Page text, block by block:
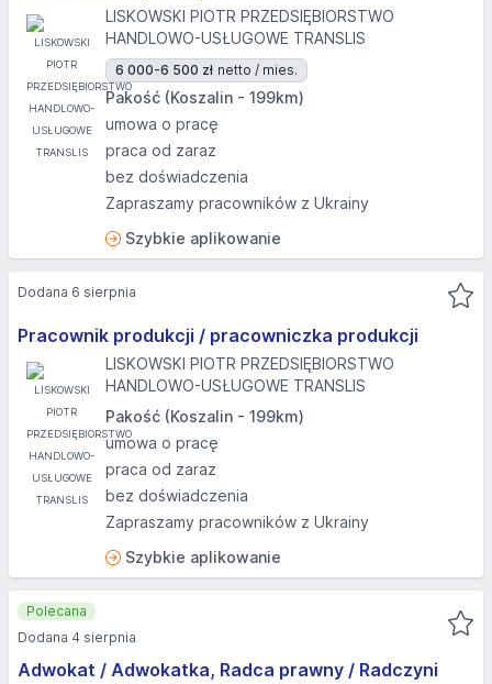
LISKOWSKI PIOTR PRZEDSIĘBIORSTWO
HANDLOWO-USŁUGOWE TRANSLIS
6 000-6 500 zł netto / mies.
Pakość (Koszalin - 199km)
umowa o pracę
praca od zaraz
bez doświadczenia
Zapraszamy pracowników z Ukrainy
Szybkie aplikowanie
Pracownik produkcji / pracowniczka produkcji
LISKOWSKI PIOTR PRZEDSIĘBIORSTWO
HANDLOWO-USŁUGOWE TRANSLIS
Pakość (Koszalin - 199km)
umowa o pracę
praca od zaraz
bez doświadczenia
Zapraszamy pracowników z Ukrainy
Szybkie aplikowanie
Dodana 6 sierpnia
Adwokat / Adwokatka, Radca prawny / Radczyni
Polecana
Dodana 4 sierpnia